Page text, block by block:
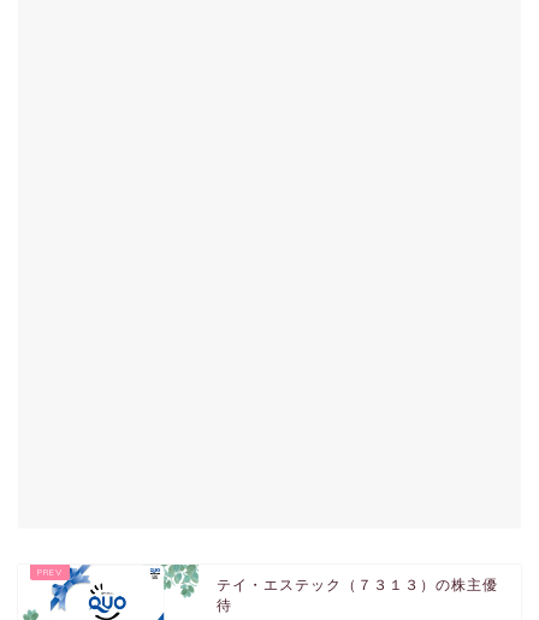
テイ・エステック（７３１３）の株主優
待